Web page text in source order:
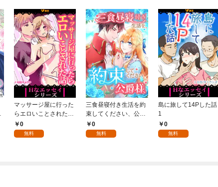
マッサージ屋に行った
らエロいことされた話
1 0
無料
三食昼寝付き生活を約
束してください、公爵
様 1話
0
無料
島に旅して14Pした話
1
0
無料